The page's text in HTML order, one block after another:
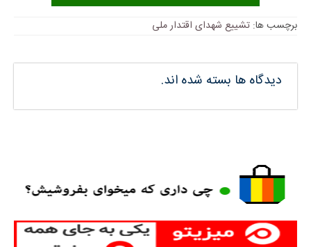
برچسب ها: تشییع شهدای اقتدار ملی
دیدگاه ها بسته شده اند.